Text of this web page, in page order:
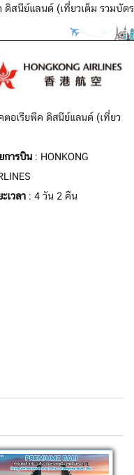
ดิสนีย์แลนด์ (เที่ยวเต็ม รวมบัตร
ตอเรียพีค ดิสนีย์แลนด์ (เที่ยว
การบิน: HONKONG
เวลา: 4 วัน 2 คืน